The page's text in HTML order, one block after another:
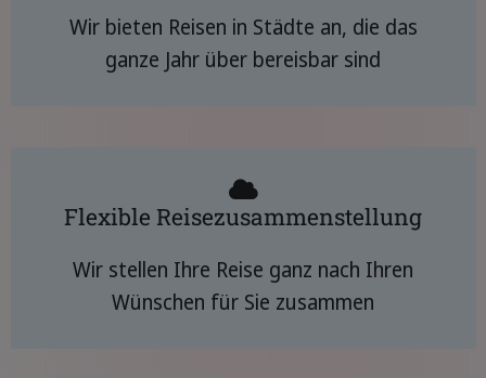
Wir bieten Reisen in Städte an, die das
ganze Jahr über bereisbar sind
Flexible Reisezusammenstellung
Wir stellen Ihre Reise ganz nach Ihren
Wünschen für Sie zusammen